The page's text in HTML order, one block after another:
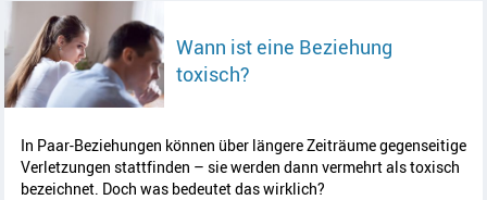
Wann ist eine Beziehung
toxisch?Artikel lesen
In Paar-Beziehungen können über längere Zeiträume gegenseitige
Verletzungen stattfinden – sie werden dann vermehrt als toxisch
bezeichnet. Doch was bedeutet das wirklich?